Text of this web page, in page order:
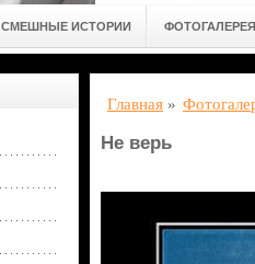
СМЕШНЫЕ ИСТОРИИ ФОТОГАЛЕРЕЯ
Главная »
Не верь